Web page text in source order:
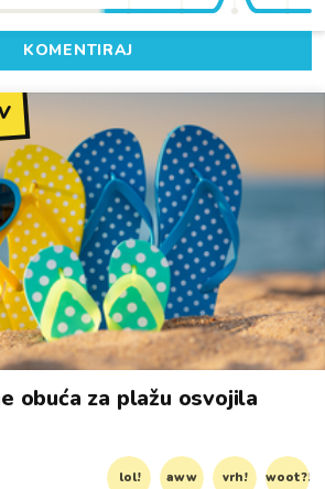
KOMENTIRAJ
obuća za plažu osvojila
lol! aww vrh! woot?!